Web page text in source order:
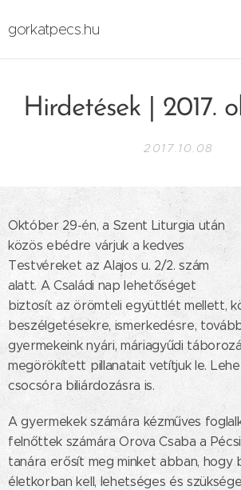
gorkatpecs.hu
Hirdetések | 2017.
2017.10.08
Október 29-én, a Szent Liturgia után
közös ebédre várjuk a kedves
Testvéreket az Alajos u. 2/2. szám
alatt. A Családi nap lehetőséget
biztosít az örömteli együttlét mellett,
beszélgetésekre, ismerkedésre,
gyermekeink nyári, máriagyűdi
megörökített pillanatait vetítjuk le.
csocsóra biliárdozásra is.
A gyermekek számára kézműves
felnőttek számára Orova Csaba a
tanára erősít meg minket abban, hogy
életkorban kell, lehetséges és